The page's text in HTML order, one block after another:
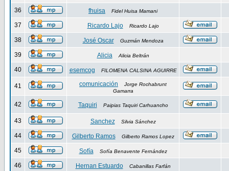
36 fhuisa Fidel Huisa Mamani
37 Ricardo Lajo Ricardo Lajo
38 José Oscar Guzmán Mendoza
39 Alicia Alicia Beltrán
40 esemcog FILOMENA CALSINA AGUIRRE
41 comunicación
Jorge Rochabrunt
Gamarra
42 Taquiri Paipias Taquiri Carhuancho
43 Sanchez Silvia Sánchez
44 Gilberto Ramos Gilberto Ramos Lopez
45 Sofía Sofía Benavente Fernández
46 Hernan Estuardo Cabanillas Farfán